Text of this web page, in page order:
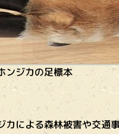
ンジカの足標本
による森林被害や交通